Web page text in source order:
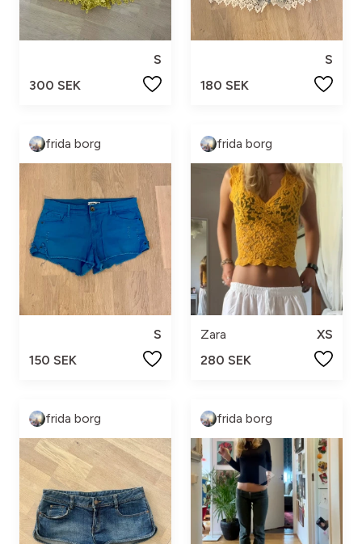
S
300 SEK
S
180 SEK
frida borg
S
150 SEK
frida borg
Zara
XS
280 SEK
frida borg frida borg